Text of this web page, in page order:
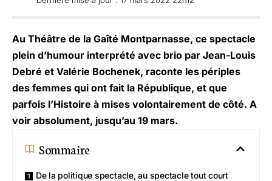
Au Théâtre de la Gaîté Montparnasse, ce spectacle
plein d’humour interprété avec brio par Jean-Louis
Debré et Valérie Bochenek, raconte les périples
des femmes qui ont fait la République, et que
parfois l’Histoire à mises volontairement de côté. A
voir absolument, jusqu’au 19 mars.
Sommaire
De la politique spectacle, au spectacle tout court